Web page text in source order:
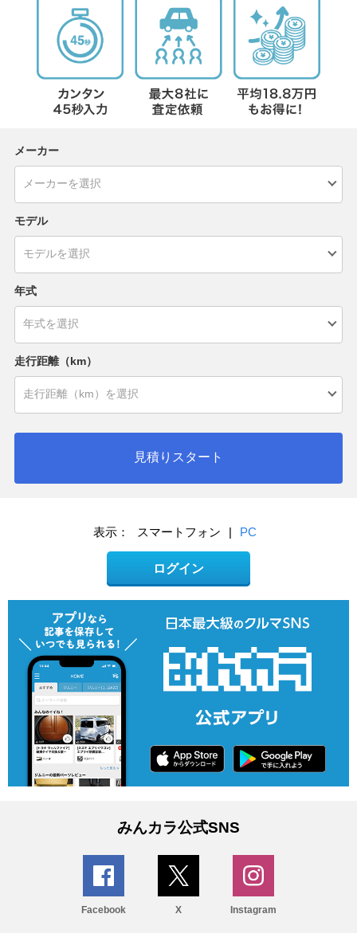
メーカー
モデル
年式
走行距離（km）
見積りスタート
表示： スマートフォン | PC
ログイン
みんカラ公式SNS
Facebook X Instagram